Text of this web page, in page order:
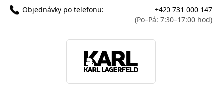
Objednávky po telefonu:
+420 731 000 147
(Po–Pá: 7:30–17:00 hod)